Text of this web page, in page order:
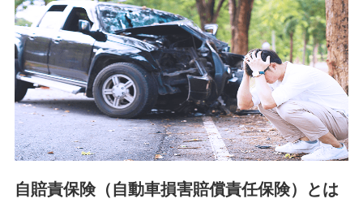
当社の対応品質向上やお問い合わせ内容の正確な把握のため
個人情報保護管理者の職名、連絡先
株式会社ドコモ・インシュアランス 営業部長
〒103-0013 東京都中央区日本橋人形町2-14-10 アーバン
ネット日本橋ビル 3F
株式会社ドコモ・インシュアランス
個人情報の第三者提供について
除き、第三者に提供いたしません。
自賠責保険（自動車損害賠償責任保険）とは